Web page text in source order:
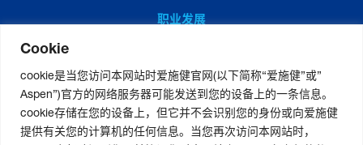
Cookie
cookie是当您访问本网站时爱施健官网(以下简称“爱施健”或”
Aspen”)官方的网络服务器可能发送到您的设备上的一条信息。
cookie存储在您的设备上，但它并不会识别您的身份或向爱施健
提供有关您的计算机的任何信息。当您再次访问本网站时，
职业发展
爱施健中国岗位招聘
媒体中心
爱施健集团资讯